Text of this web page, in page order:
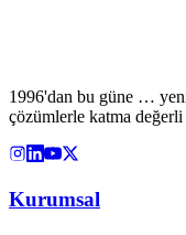
1996'dan bu güne …
çözümlerle katma
Kurumsal